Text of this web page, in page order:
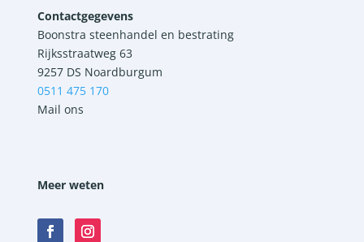
Contactgegevens
Boonstra steenhandel en bestrating
Rijksstraatweg 63
9257 DS Noardburgum
0511 475 170
Mail ons
Meer weten